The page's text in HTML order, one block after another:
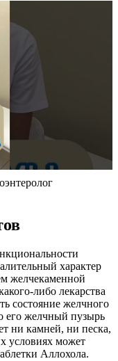
характер
желчекаменной
либо лекарства
состояние желчного
его желчный пузырь
ни камней, ни песка,
условиях может
Аллохола.